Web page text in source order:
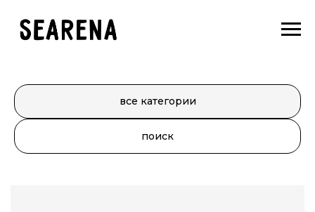
все категории
поиск